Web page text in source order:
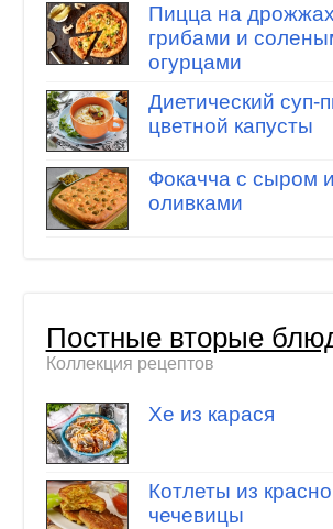
Пицца на
грибами и
огурцами
Диетический суп-
цветной капусты
Фокачча с сыром и
оливками
Постные вторые
Коллекция рецептов
Хе из карася
Котлеты из
чечевицы